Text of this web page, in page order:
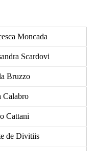
Moncada
Scardovi
Bruzzo
Calabro
Cattani
de Divitiis